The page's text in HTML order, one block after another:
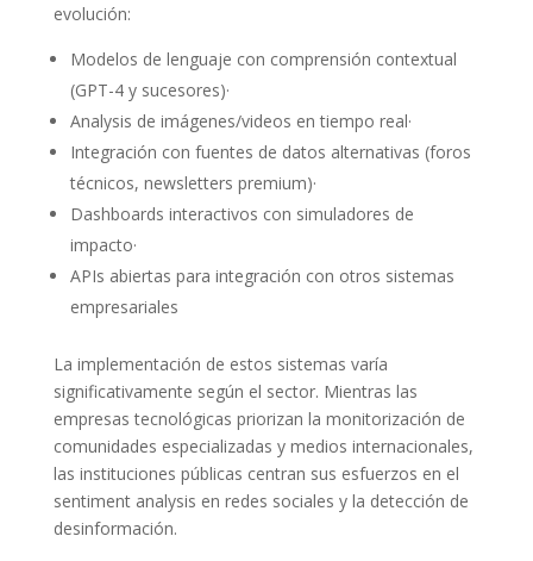
evolución:
Modelos de lenguaje con comprensión contextual
(GPT-4 y sucesores)·
Analysis de imágenes/videos en tiempo real·
Integración con fuentes de datos alternativas (foros
técnicos, newsletters premium)·
Dashboards interactivos con simuladores de
impacto·
APIs abiertas para integración con otros sistemas
empresariales
La implementación de estos sistemas varía
significativamente según el sector. Mientras las
empresas tecnológicas priorizan la monitorización de
comunidades especializadas y medios internacionales,
las instituciones públicas centran sus esfuerzos en el
sentiment analysis en redes sociales y la detección de
desinformación.